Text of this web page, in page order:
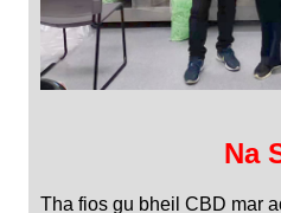
Na
Tha fios gu bheil CBD mar